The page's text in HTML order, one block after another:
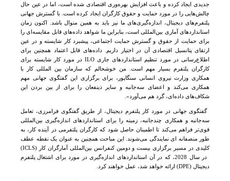
جدیدی ایجاد کرده و باعث افزایش بهره‌وری اقتصادی شده است، اما در عین حال
چالش‌هایی را در مورد حمایت و حقوق کارگران ایجاد کرده است. با گسترش جهانی
پلتفرم‌های دیجیتال، اندازه‌گیری‌های ما نیز باید به همین منوال باشد. اکنون زمان
استانداردهای آماری بین‌المللی است، بنابراین ما شواهد داده‌های قابل مقایسه‌ای را
برای حمایت از حقوق و گسترش حمایت اجتماعی، پیشبرد کار شایسته و در عین
ارتقای پتانسیل اقتصادی آن در اختیار داریم. داده‌های قابل اعتماد همچنین برای
اطلاع‌رسانی در مورد تنظیم استانداردهای جاری
در مورد کار شایسته برای
کارگران پلتفرم بسیار مهم است. من خوشحالم که سازمان بین المللی کار
با
همکاری وزارت نیروی انسانی سنگاپور، برای برگزاری این گفتگوی جهانی مهم
همکاری می‌کند و اعضای سه‌جانبه و سایر ذینفعان را برای از بین بردن این
شکاف‌های داده‌ای، گرد هم می‌آورد ».
گفتگوی جهانی در مورد کار پلتفرم دیجیتال، از طریق گفتگوی فرامرزی، تعامل
سه‌جانبه و همکاری چندجانبه، زمینه را برای استانداردهای اندازه‌گیری بین‌المللی
قوی‌تر فراهم می‌کند تا اطمینان حاصل شود که کارگران پلتفرمی در آینده کار، به
طور منصفانه ای نمایندگی می‌شوند
این مباحث همچنین به عنوان یک نقطه عطف
کلیدی در مسیر برگزاری بیست و دومین کنفرانس بین‌المللی آمارگران کار
(ICLS)
در سال 2028، که در آن استانداردهای اندازه‌گیری در مورد
برای اشتغال پلتفرم
دیجیتال (DPE) ارائه خواهد شد، عمل خواهند کرد